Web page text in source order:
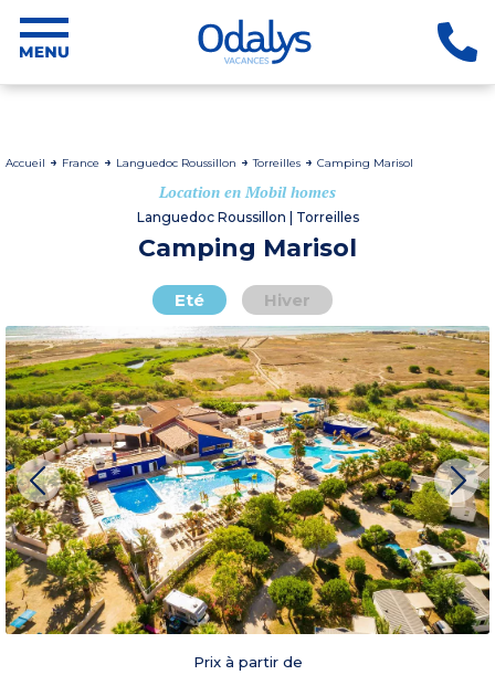
Accueil France Languedoc Roussillon Torreilles Camping Marisol
Location en Mobil homes
Languedoc Roussillon | Torreilles
Camping Marisol
Eté Hiver
Prix à partir de